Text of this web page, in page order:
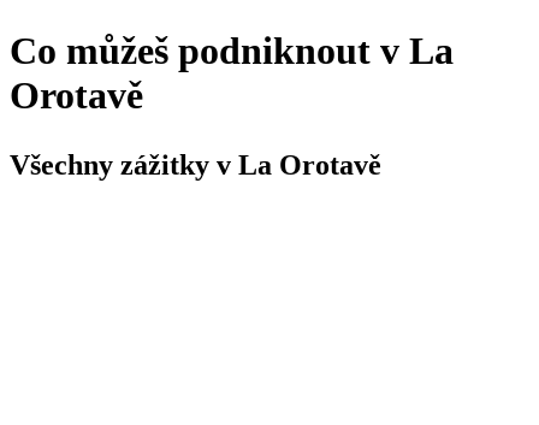
Co můžeš podniknout v La
Orotavě
Všechny zážitky v La Orotavě